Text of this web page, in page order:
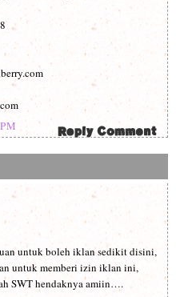
untuk boleh iklan sedikit disini,
untuk memberi izin iklan ini,
SWT hendaknya amiin….